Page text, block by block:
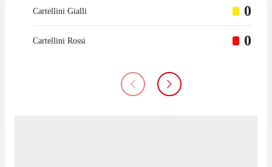
Cartellini Gialli 0
Cartellini Rossi 0